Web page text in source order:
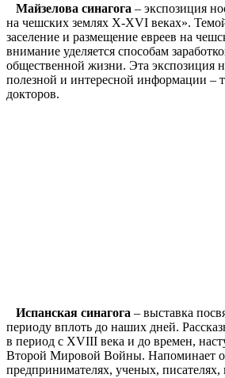
Майзелова синагога – экспозиция
на чешских землях X-XVI веках».
заселение и размещение евреев на
внимание уделяется способам
общественной жизни. Эта экспозиция
полезной и интересной информации –
докторов.
Испанская синагога – выставка
периоду вплоть до наших дней.
в период с XVIII века и до времен,
Второй Мировой Войны. Напоминает о
предпринимателях, ученых, писателях,